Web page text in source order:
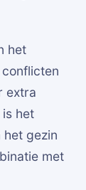
het
conflicten
extra
het
gezin
met